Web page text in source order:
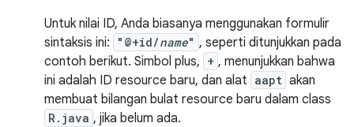
Untuk nilai ID, Anda biasanya menggunakan formulir
sintaksis ini:
"@+id/name" , seperti ditunjukkan pada
contoh berikut. Simbol plus, + , menunjukkan bahwa
ini adalah ID resource baru, dan alat aapt akan
membuat bilangan bulat resource baru dalam class
R.java , jika belum ada.